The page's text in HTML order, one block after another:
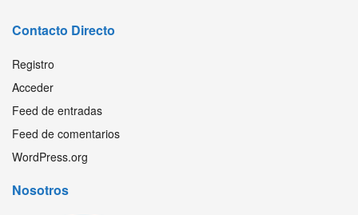
Contacto Directo
Registro
Acceder
Feed de entradas
Feed de comentarios
WordPress.org
Nosotros